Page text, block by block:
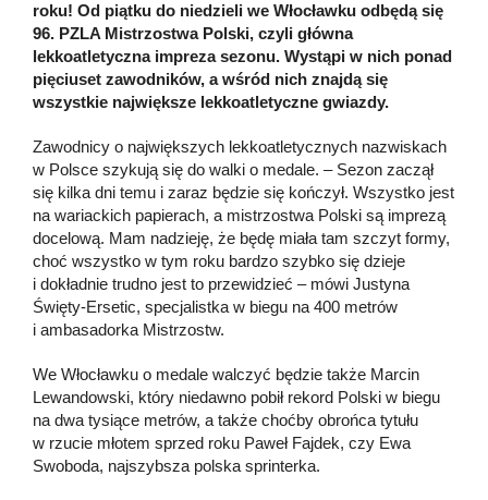
roku! Od piątku do niedzieli we Włocławku odbędą się
96. PZLA Mistrzostwa Polski, czyli główna
lekkoatletyczna impreza sezonu. Wystąpi w nich ponad
pięciuset zawodników, a wśród nich znajdą się
wszystkie największe lekkoatletyczne gwiazdy.
Zawodnicy o największych lekkoatletycznych nazwiskach
w Polsce szykują się do walki o medale. – Sezon zaczął
się kilka dni temu i zaraz będzie się kończył. Wszystko jest
na wariackich papierach, a mistrzostwa Polski są imprezą
docelową. Mam nadzieję, że będę miała tam szczyt formy,
choć wszystko w tym roku bardzo szybko się dzieje
i dokładnie trudno jest to przewidzieć – mówi Justyna
Święty-Ersetic, specjalistka w biegu na 400 metrów
i ambasadorka Mistrzostw.
We Włocławku o medale walczyć będzie także Marcin
Lewandowski, który niedawno pobił rekord Polski w biegu
na dwa tysiące metrów, a także choćby obrońca tytułu
w rzucie młotem sprzed roku Paweł Fajdek, czy Ewa
Swoboda, najszybsza polska sprinterka.